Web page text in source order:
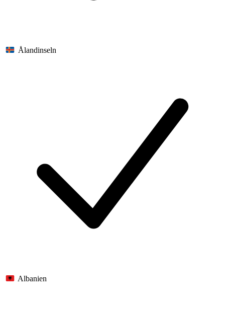
Ålandinseln
Albanien